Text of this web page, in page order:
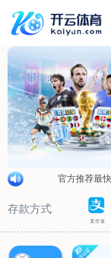
首页
关于我们
荣誉资质
合作伙伴
产品中心
烤箱纸
蜡纸
防油纸
糖果包装纸
汉堡包装纸
包肉纸
吸油纸